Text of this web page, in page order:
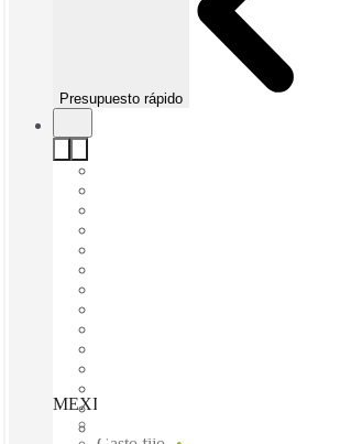
Presupuesto rápido
MEXICO CITY, Regus Napoles, Mexico